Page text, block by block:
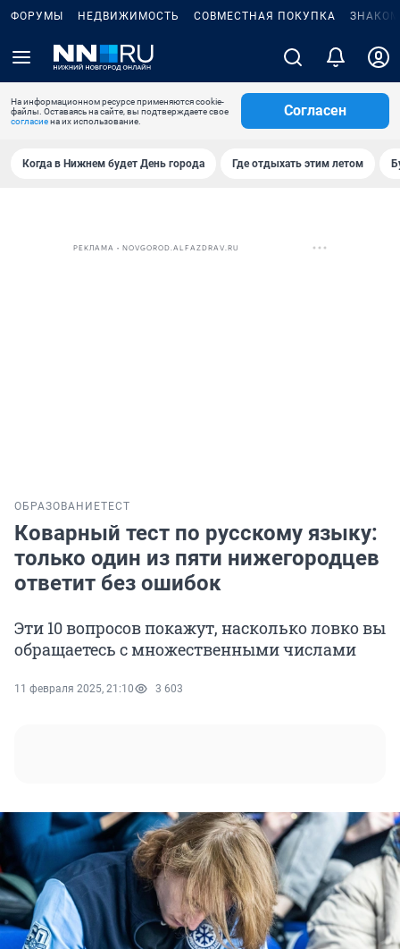
ФОРУМЫ НЕДВИЖИМОСТЬ СОВМЕСТНАЯ ПОКУПКА
На информационном ресурсе применяются cookie-
файлы. Оставаясь на сайте, вы подтверждаете свое
согласиена их использование.
Согласен
Когда в Нижнем будет День города Где отдыхать этим летом
РЕКЛАМА • NOVGOROD.ALFAZDRAV.RU
ОБРАЗОВАНИЕТЕСТ
Коварный тест по русскому языку:
только один из пяти нижегородцев
ответит без ошибок
Эти 10 вопросов покажут, насколько ловко вы
обращаетесь с множественными числами
11 февраля 2025, 21:10 3 603